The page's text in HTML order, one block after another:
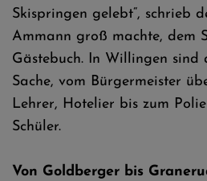
Skispringen gelebt“, schrieb
Ammann groß machte, dem
Gästebuch. In Willingen
Sache, vom Bürgermeister
Lehrer, Hotelier bis zum
Schüler.
Von Goldberger bis